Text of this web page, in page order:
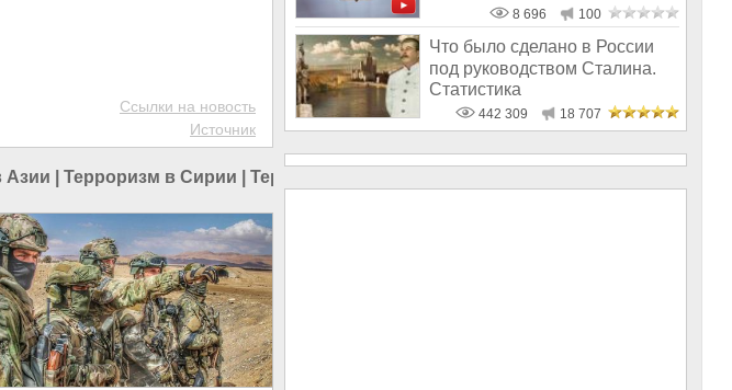
Ссылки на новость
Источник
Азии Терроризм в Сирии Терроризм в мире
8 696 100
Что было сделано в России
под руководством Сталина.
Статистика
442 309 18 707